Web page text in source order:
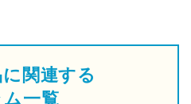
関連する
一覧